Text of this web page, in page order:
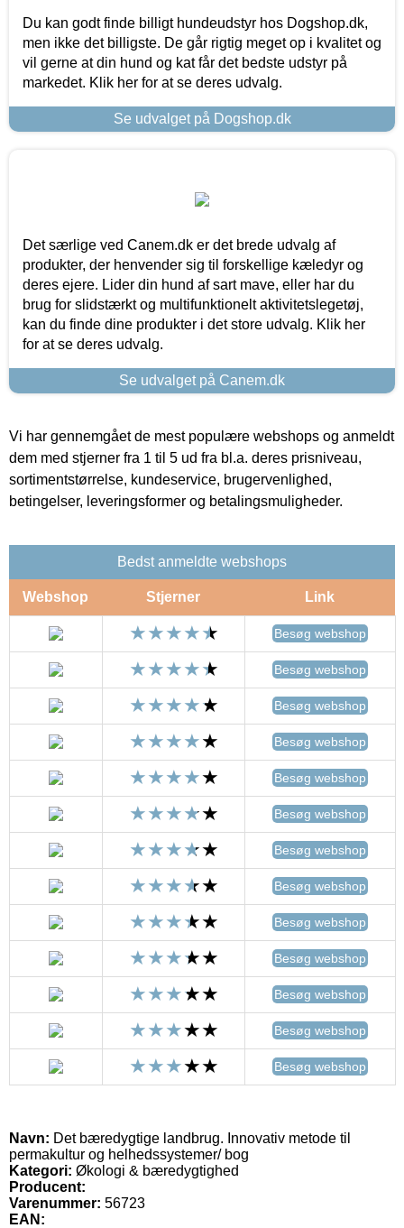
Du kan godt finde billigt hundeudstyr hos Dogshop.dk,
men ikke det billigste. De går rigtig meget op i kvalitet og
vil gerne at din hund og kat får det bedste udstyr på
markedet. Klik her for at se deres udvalg.
Se udvalget på Dogshop.dk
Det særlige ved Canem.dk er det brede udvalg af
produkter, der henvender sig til forskellige kæledyr og
deres ejere. Lider din hund af sart mave, eller har du
brug for slidstærkt og multifunktionelt aktivitetslegetøj,
kan du finde dine produkter i det store udvalg. Klik her
for at se deres udvalg.
Se udvalget på Canem.dk
Vi har gennemgået de mest populære webshops og anmeldt
dem med stjerner fra 1 til 5 ud fra bl.a. deres prisniveau,
sortimentstørrelse, kundeservice, brugervenlighed,
betingelser, leveringsformer og betalingsmuligheder.
Bedst anmeldte webshops
Webshop Stjerner Link
Besøg webshop
Besøg webshop
Besøg webshop
Besøg webshop
Besøg webshop
Besøg webshop
Besøg webshop
Besøg webshop
Besøg webshop
Besøg webshop
Besøg webshop
Besøg webshop
Besøg webshop
Navn: Det bæredygtige landbrug. Innovativ metode til
permakultur og helhedssystemer/ bog
Kategori: Økologi & bæredygtighed
Producent:
Varenummer: 56723
EAN: